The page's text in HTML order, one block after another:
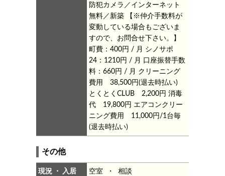
防犯カメラ／インターネット
無料／新築
【※仲介手数料が
変動している場合もございま
すので、お問合せ下さい。】
町費：400円 / 月 シノサポ
24：1210円 / 月
口座振替手数
料：660円 / 月 クリーニング
費用 38,500円(退去時払い)
とくとくCLUB 2,200円 消毒
代 19,800円 エアコンクリー
ニング費用 11,000円/1台毎
(退去時払い)
その他
現況 ・ 入居 空室 ・ 相談